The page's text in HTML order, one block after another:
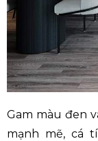
Gam màu đen
mạnh mẽ, cá